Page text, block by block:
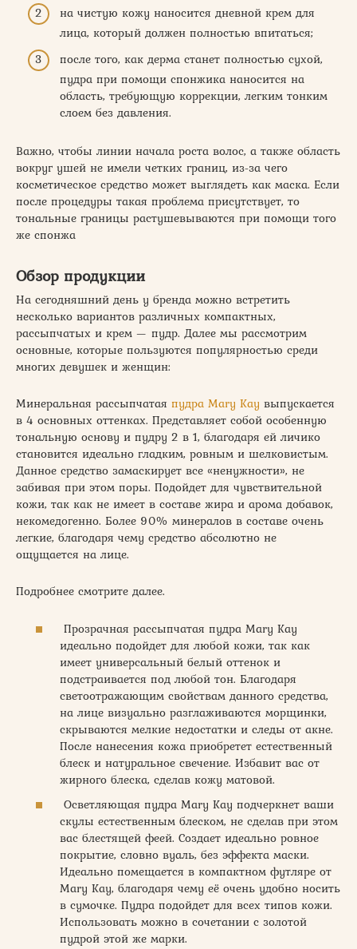
на чистую кожу наносится дневной крем для
лица, который должен полностью впитаться;
после того, как дерма станет полностью сухой,
пудра при помощи спонжика наносится на
область, требующую коррекции, легким тонким
слоем без давления.
Важно, чтобы линии начала роста волос, а также область
вокруг ушей не имели четких границ, из-за чего
косметическое средство может выглядеть как маска. Если
после процедуры такая проблема присутствует, то
тональные границы растушевываются при помощи того
же спонжа
Обзор продукции
На сегодняшний день у бренда можно встретить
несколько вариантов различных компактных,
рассыпчатых и крем — пудр. Далее мы рассмотрим
основные, которые пользуются популярностью среди
многих девушек и женщин:
Минеральная рассыпчатая пудра Mary Kay выпускается
в 4 основных оттенках. Представляет собой особенную
тональную основу и пудру 2 в 1, благодаря ей личико
становится идеально гладким, ровным и шелковистым.
Данное средство замаскирует все «ненужности», не
забивая при этом поры. Подойдет для чувствительной
кожи, так как не имеет в составе жира и арома добавок,
некомедогенно. Более 90% минералов в составе очень
легкие, благодаря чему средство абсолютно не
ощущается на лице.
Подробнее смотрите далее.
Прозрачная рассыпчатая пудра Mary Kay
идеально подойдет для любой кожи, так как
имеет универсальный белый оттенок и
подстраивается под любой тон. Благодаря
светоотражающим свойствам данного средства,
на лице визуально разглаживаются морщинки,
скрываются мелкие недостатки и следы от акне.
После нанесения кожа приобретет естественный
блеск и натуральное свечение. Избавит вас от
жирного блеска, сделав кожу матовой.
Осветляющая пудра Mary Kay подчеркнет ваши
скулы естественным блеском, не сделав при этом
вас блестящей феей. Создает идеально ровное
покрытие, словно вуаль, без эффекта маски.
Идеально помещается в компактном футляре от
Mary Kay, благодаря чему её очень удобно носить
в сумочке. Пудра подойдет для всех типов кожи.
Использовать можно в сочетании с золотой
пудрой этой же марки.